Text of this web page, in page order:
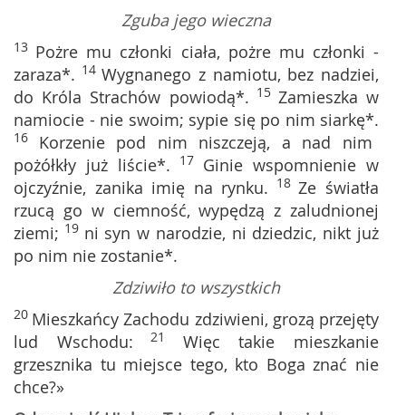
Zguba jego wieczna
13 Pożre mu członki ciała, pożre mu członki -
zaraza*. 14Wygnanego z namiotu, bez nadziei,
do Króla Strachów powiodą*. 15 Zamieszka w
namiocie - nie swoim; sypie się po nim siarkę*.
16 Korzenie pod nim niszczeją, a nad nim
pożółkły już liście*. 17 Ginie wspomnienie w
ojczyźnie, zanika imię na rynku. 18 Ze światła
rzucą go w ciemność, wypędzą z zaludnionej
ziemi; 19 ni syn w narodzie, ni dziedzic, nikt już
po nim nie zostanie*.
Zdziwiło to wszystkich
20 Mieszkańcy Zachodu zdziwieni, grozą przejęty
lud Wschodu: 21 Więc takie mieszkanie
grzesznika tu miejsce tego, kto Boga znać nie
chce?»